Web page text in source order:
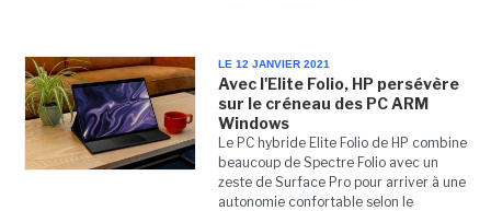
LE 12 JANVIER 2021
Avec l'Elite Folio, HP persévère
sur le créneau des PC ARM
Windows
Le PC hybride Elite Folio de HP combine
beaucoup de Spectre Folio avec un
zeste de Surface Pro pour arriver à une
autonomie confortable selon le